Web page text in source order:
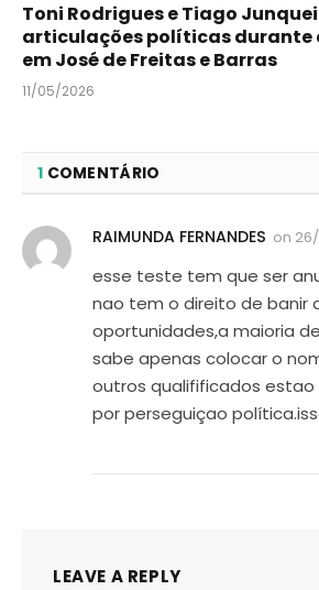
Toni Rodrigues e Tiago
articulações políticas durante
em José de Freitas e Barras
11/05/2026
1 COMENTÁRIO
RAIMUNDA FERNANDES on 26/
esse teste tem que ser
nao tem o direito de banir
oportunidades,a maioria
sabe apenas colocar o
outros qualifificados
por perseguiçao
LEAVE A REPLY